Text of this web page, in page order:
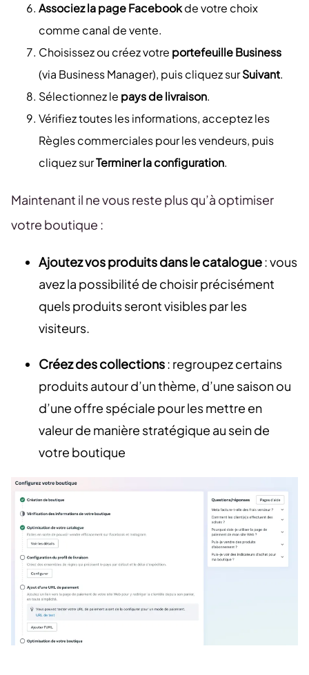
Associez la page Facebookde votre choix
comme canal de vente.
Choisissez ou créez votre portefeuille Business
(via Business Manager), puis cliquez surSuivant.
Sélectionnez le pays de livraison.
Vérifiez toutes les informations, acceptez les
Règles commerciales pour les vendeurs, puis
cliquez surTerminer la configuration.
Maintenant il ne vous reste plus qu’à optimiser
votre boutique :
Ajoutez vos produits dans le catalogue: vous
avez la possibilité de choisir précisément
quels produits seront visibles par les
visiteurs.
Créez des collections: regroupez certains
produits autour d’un thème, d’une saison ou
d’une offre spéciale pour les mettre en
valeur de manière stratégique au sein de
votre boutique